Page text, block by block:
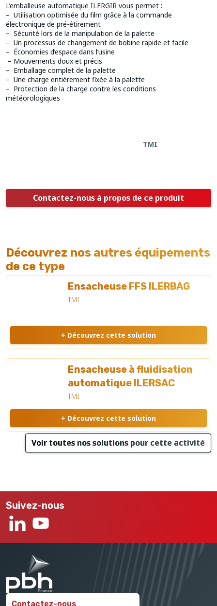
L’emballeuse automatique ILERGIR vous permet :
– Utilisation optimisée du film grâce à la commande
électronique de pré-étirement
– Sécurité lors de la manipulation de la palette
– Un processus de changement de bobine rapide et facile
– Économies d’espace dans l’usine
– Mouvements doux et précis
– Emballage complet de la palette
– Une charge entièrement fixée à la palette
– Protection de la charge contre les conditions
météorologiques
TMI
Contactez-nous à propos de ce produit
Découvrez nos autres équipements
de ce type
Ensacheuse FFS ILERBAG
TMI
+ Découvrez cette solution
Ensacheuse à fluidisation
automatique ILERSAC
TMI
+ Découvrez cette solution
Voir toutes nos solutions pour cette activité
Suivez-nous
Contactez-nous